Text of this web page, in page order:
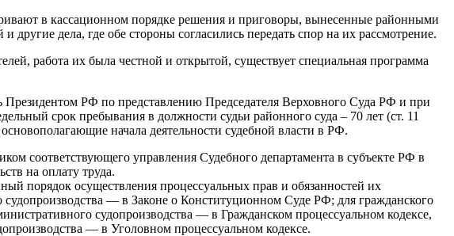
в кассационном порядке решения и приговоры, вынесенные районными
дела, где обе стороны согласились передать спор на их рассмотрение.
работа их была честной и открытой, существует специальная программа
Президентом РФ по представлению Председателя Верховного Суда РФ и при
срок пребывания в должности судьи районного суда – 70 лет (ст. 11
начала деятельности судебной власти в РФ.
соответствующего управления Судебного департамента в субъекте РФ в
на оплату труда.
порядок осуществления процессуальных прав и обязанностей их
— в Законе о Конституционном Суде РФ; для гражданского
судопроизводства — в Гражданском процессуальном кодексе,
— в Уголовном процессуальном кодексе.